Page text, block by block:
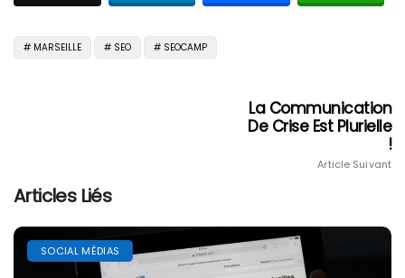
MARSEILLE SEO SEOCAMP
La Communication
De Crise Est Plurielle
!
Article Suivant
Articles Liés
SOCIAL MÉDIAS